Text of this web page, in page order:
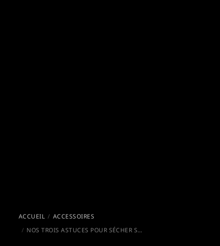
ACCUEIL
ACCESSOIRES
NOS TROIS ASTUCES POUR SÉCHER SON LINGE EN VAN